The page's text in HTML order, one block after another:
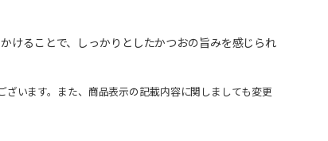
けることで、しっかりとしたかつおの旨みを感じられ
います。また、商品表示の記載内容に関しましても変更